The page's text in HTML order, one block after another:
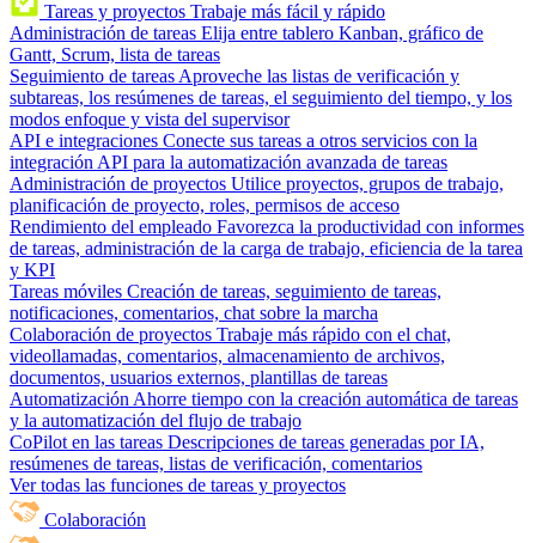
Tareas y proyectos Trabaje más fácil y rápido
Administración de tareas Elija entre tablero Kanban, gráfico de
Gantt, Scrum, lista de tareas
Seguimiento de tareas Aproveche las listas de verificación y
subtareas, los resúmenes de tareas, el seguimiento del tiempo, y los
modos enfoque y vista del supervisor
API e integraciones Conecte sus tareas a otros servicios con la
integración API para la automatización avanzada de tareas
Administración de proyectos Utilice proyectos, grupos de trabajo,
planificación de proyecto, roles, permisos de acceso
Rendimiento del empleado Favorezca la productividad con informes
de tareas, administración de la carga de trabajo, eficiencia de la tarea
y KPI
Tareas móviles Creación de tareas, seguimiento de tareas,
notificaciones, comentarios, chat sobre la marcha
Colaboración de proyectos Trabaje más rápido con el chat,
videollamadas, comentarios, almacenamiento de archivos,
documentos, usuarios externos, plantillas de tareas
Automatización Ahorre tiempo con la creación automática de tareas
y la automatización del flujo de trabajo
CoPilot en las tareas Descripciones de tareas generadas por IA,
resúmenes de tareas, listas de verificación, comentarios
Ver todas las funciones de tareas y proyectos
Colaboración